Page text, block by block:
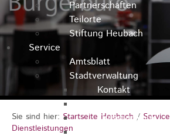
Partnerschaften
Teilorte
Stiftung Heubach
Service
Amtsblatt
Stadtverwaltung
Kontakt
Rathausteam
Organigramm
Sie sind hier: Startseite Heubach / Service
Dienstleistungen